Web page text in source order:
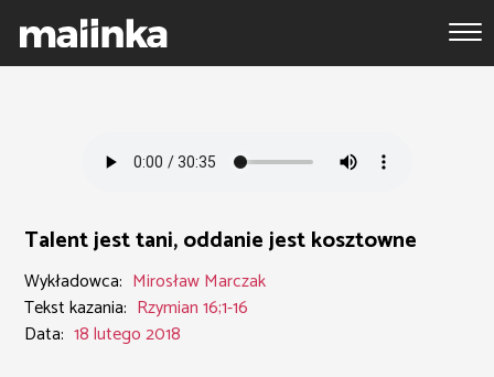
Talent jest tani, oddanie jest kosztowne
Wykładowca: Mirosław Marczak
Tekst kazania: Rzymian 16;1-16
Data: 18 lutego 2018